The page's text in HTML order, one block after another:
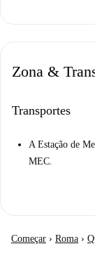
Zona &
Transportes
A Estação de
MEC.
Começar › Roma ›